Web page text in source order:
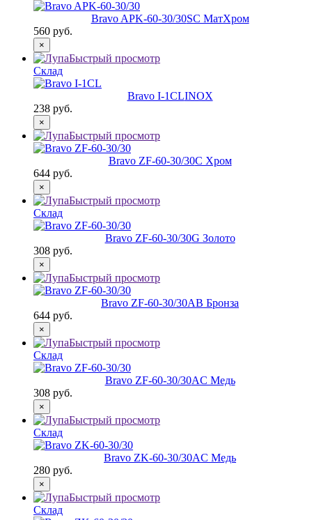
Bravo AРK-60-30/30SC МатХром
560 руб.
×
Быстрый просмотр
Склад
Bravo I-1CLINOX
238 руб.
×
Быстрый просмотр
Bravo ZF-60-30/30C Хром
644 руб.
×
Быстрый просмотр
Склад
Bravo ZF-60-30/30G Золото
308 руб.
×
Быстрый просмотр
Bravo ZF-60-30/30AB Бронза
644 руб.
×
Быстрый просмотр
Склад
Bravo ZF-60-30/30AC Медь
308 руб.
×
Быстрый просмотр
Склад
Bravo ZK-60-30/30AC Медь
280 руб.
×
Быстрый просмотр
Склад